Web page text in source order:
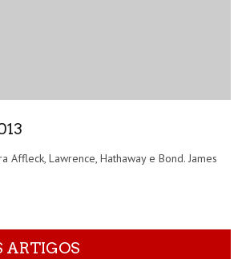
Affleck, Lawrence, Hathaway e Bond. James
ARTIGOS